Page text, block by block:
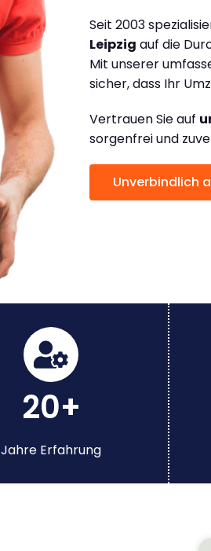
Seit 2003
Leipzig auf die
Mit unserer
sicher, dass Ihr
Vertrauen Sie auf
sorgenfrei und
Unverbindlich
20+
Jahre Erfahrung